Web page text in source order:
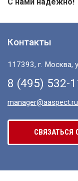
Контакты
117393, г. Москва,
8 (495) 532-
manager@aaspect.ru
СВЯЗАТЬСЯ